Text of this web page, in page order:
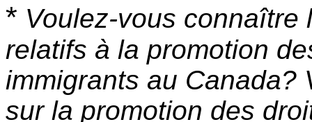
* Voulez-vous connaître
relatifs à la promotion
immigrants au Canada?
sur la promotion des